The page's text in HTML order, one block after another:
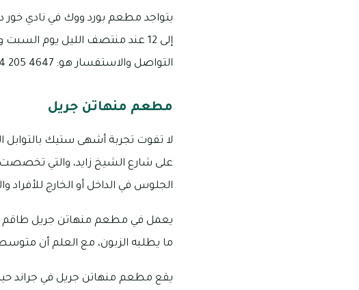
التواصل والاستفسار هو: 4647 205 04
مطعم منهاتن جريل
لا تفوت تجربة أشهى ستيك
على شارع الشيخ زايد، والتي تخصصت
الجلوس في الداخل أو الخارج
يعمل في مطعم منهاتن جريل طاقم
ما يطلبه الزبون، مع العلم أن متوسط التكلفة